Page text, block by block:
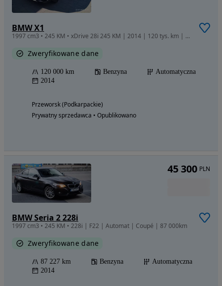
BMW X1
1997 cm3 • 245 KM • xDrive 28i 245 KM | 2014 | 120 tys. km | Bezwypadkowy | Bogata wersja
Zweryfikowane dane
120 000 km Benzyna
Automatyczna
2014
Przeworsk (Podkarpackie)
Prywatny sprzedawca • Opublikowano
BMW Seria 2 228i
1997 cm3 • 245 KM • 228i | F22 | Automat | Coupé | 87 000km
Zweryfikowane dane
87 227 km Benzyna
Automatyczna
2014
45 300 PLN